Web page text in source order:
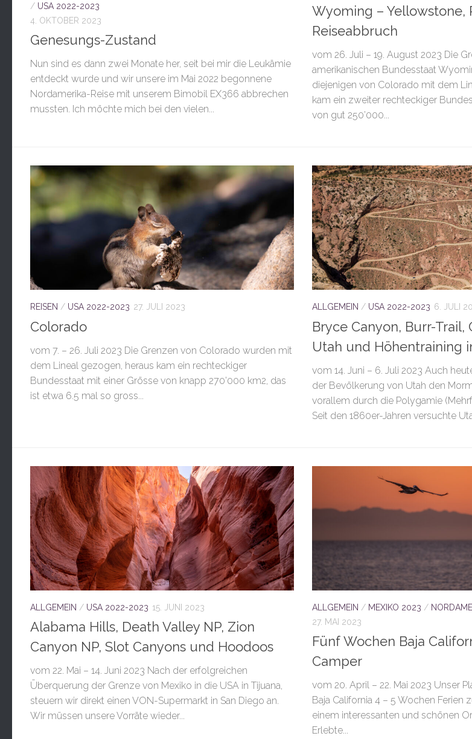
/ USA 2022-2023
4. OKTOBER 2023
Genesungs-Zustand
Nun sind es dann zwei Monate her, seit bei mir die Leukämie
entdeckt wurde und wir unsere im Mai 2022 begonnene
Nordamerika-Reise mit unserem Bimobil EX366 abbrechen
mussten. Ich möchte mich bei den vielen...
Wyoming – Yellowstone,
Reiseabbruch
vom 26. Juli – 19. August 2023 Die
amerikanischen Bundesstaat
diejenigen von Colorado mit dem
kam ein zweiter rechteckiger
von gut 250’000...
REISEN / USA 2022-2023 27. JULI 2023
Colorado
vom 7. – 26. Juli 2023 Die Grenzen von Colorado wurden mit
dem Lineal gezogen, heraus kam ein rechteckiger
Bundesstaat mit einer Grösse von knapp 270’000 km2, das
ist etwa 6.5 mal so gross...
ALLGEMEIN / USA 2022-2023 6. JULI
Bryce Canyon, Burr-Trail,
Utah und Höhentraining
vom 14. Juni – 6. Juli 2023 Auch
der Bevölkerung von Utah den
vorallem durch die Polygamie
Seit den 1860er-Jahren versuchte
ALLGEMEIN / USA 2022-2023 15. JUNI 2023
Alabama Hills, Death Valley NP, Zion
Canyon NP, Slot Canyons und Hoodoos
vom 22. Mai – 14. Juni 2023 Nach der erfolgreichen
Überquerung der Grenze von Mexiko in die USA in Tijuana,
steuern wir direkt einen VON-Supermarkt in San Diego an.
Wir müssen unsere Vorräte wieder...
ALLGEMEIN / MEXIKO 2023 /
27. MAI 2023
Fünf Wochen Baja
Camper
vom 20. April – 22. Mai 2023 Unser
Baja California 4 – 5 Wochen Ferien
einem interessanten und schönen
Erlebte...